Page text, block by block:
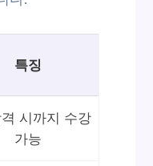
특징
격 시까지 수강
가능